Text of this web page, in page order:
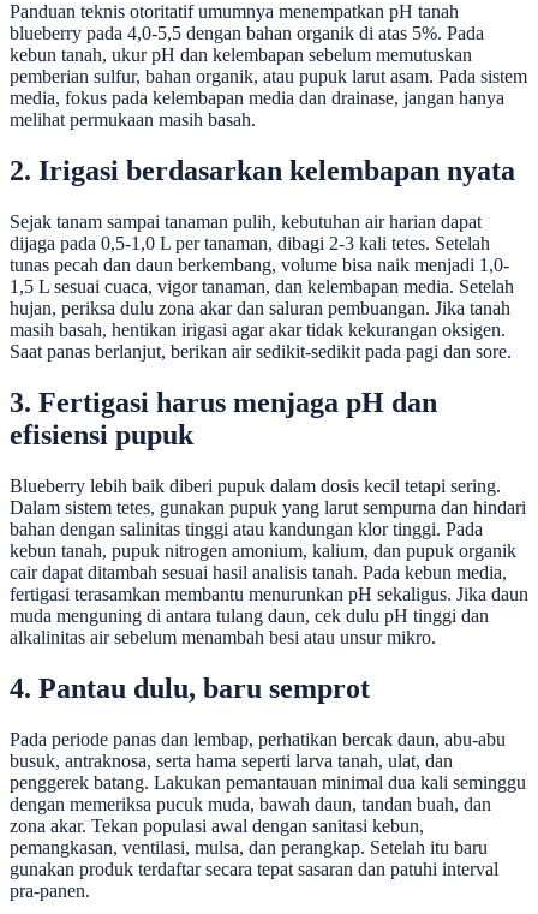
Panduan teknis otoritatif umumnya menempatkan pH tanah
blueberry pada 4,0-5,5 dengan bahan organik di atas 5%. Pada
kebun tanah, ukur pH dan kelembapan sebelum memutuskan
pemberian sulfur, bahan organik, atau pupuk larut asam. Pada sistem
media, fokus pada kelembapan media dan drainase, jangan hanya
melihat permukaan masih basah.
2. Irigasi berdasarkan kelembapan nyata
Sejak tanam sampai tanaman pulih, kebutuhan air harian dapat
dijaga pada 0,5-1,0 L per tanaman, dibagi 2-3 kali tetes. Setelah
tunas pecah dan daun berkembang, volume bisa naik menjadi 1,0-
1,5 L sesuai cuaca, vigor tanaman, dan kelembapan media. Setelah
hujan, periksa dulu zona akar dan saluran pembuangan. Jika tanah
masih basah, hentikan irigasi agar akar tidak kekurangan oksigen.
Saat panas berlanjut, berikan air sedikit-sedikit pada pagi dan sore.
3. Fertigasi harus menjaga pH dan
efisiensi pupuk
Blueberry lebih baik diberi pupuk dalam dosis kecil tetapi sering.
Dalam sistem tetes, gunakan pupuk yang larut sempurna dan hindari
bahan dengan salinitas tinggi atau kandungan klor tinggi. Pada
kebun tanah, pupuk nitrogen amonium, kalium, dan pupuk organik
cair dapat ditambah sesuai hasil analisis tanah. Pada kebun media,
fertigasi terasamkan membantu menurunkan pH sekaligus. Jika daun
muda menguning di antara tulang daun, cek dulu pH tinggi dan
alkalinitas air sebelum menambah besi atau unsur mikro.
4. Pantau dulu, baru semprot
Pada periode panas dan lembap, perhatikan bercak daun, abu-abu
busuk, antraknosa, serta hama seperti larva tanah, ulat, dan
penggerek batang. Lakukan pemantauan minimal dua kali seminggu
dengan memeriksa pucuk muda, bawah daun, tandan buah, dan
zona akar. Tekan populasi awal dengan sanitasi kebun,
pemangkasan, ventilasi, mulsa, dan perangkap. Setelah itu baru
gunakan produk terdaftar secara tepat sasaran dan patuhi interval
pra-panen.